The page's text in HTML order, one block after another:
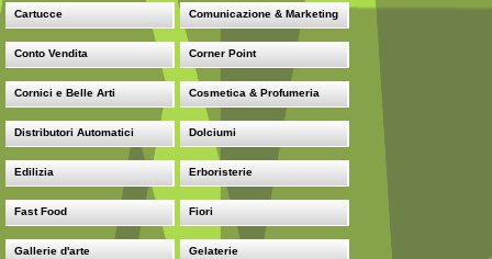
Cartucce Comunicazione & Marketing
Conto Vendita Corner Point
Cornici e Belle Arti Cosmetica & Profumeria
Distributori Automatici Dolciumi
Edilizia Erboristerie
Fast Food Fiori
Gallerie d'arte Gelaterie